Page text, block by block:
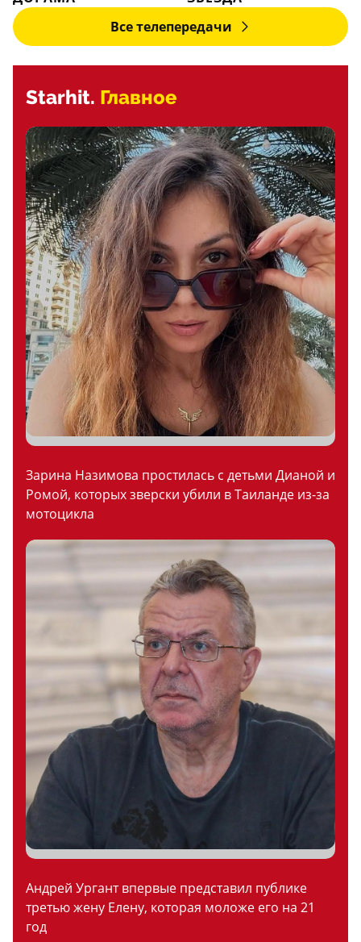
Все телепередачи
Starhit. Главное
Зарина Назимова простилась с детьми Дианой и
Ромой, которых зверски убили в Таиланде из-за
мотоцикла
Андрей Ургант впервые представил публике
третью жену Елену, которая моложе его на 21
год